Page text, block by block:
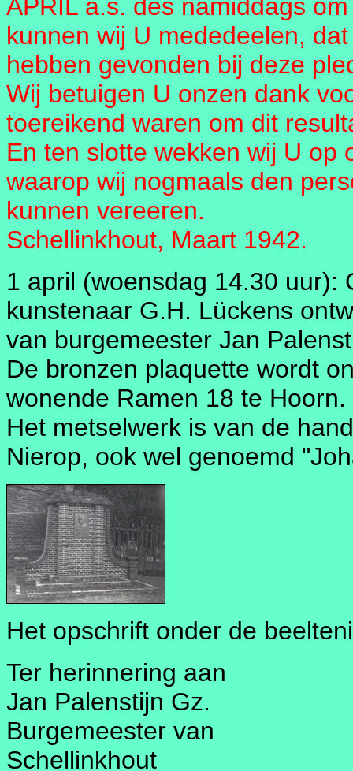
APRIL a.s. des namiddags
kunnen wij U mededeelen,
hebben gevonden bij deze
Wij betuigen U onzen dank
toereikend waren om dit
En ten slotte wekken wij U op
waarop wij nogmaals den
kunnen vereeren.
Schellinkhout, Maart
1 april (woensdag 14.30 uur):
kunstenaar G.H. Lückens
van burgemeester Jan
De bronzen plaquette wordt
wonende Ramen 18 te Hoorn.
Het metselwerk is van de
Nierop, ook wel genoemd
Het opschrift onder de
Ter herinnering aan
Jan Palenstijn Gz.
Burgemeester van
Schellinkhout